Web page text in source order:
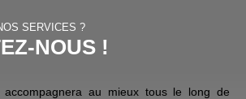
SERVICES ?
NOUS !
accompagnera au mieux tous le long de